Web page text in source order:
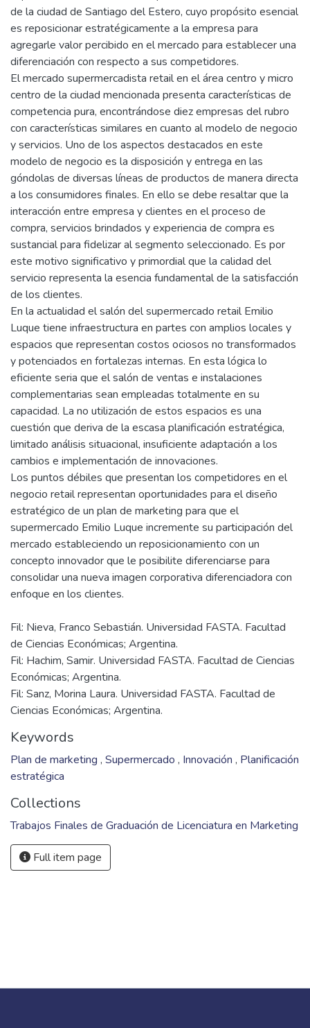
de la ciudad de Santiago del Estero, cuyo propósito esencial
es reposicionar estratégicamente a la empresa para
agregarle valor percibido en el mercado para establecer una
diferenciación con respecto a sus competidores.
El mercado supermercadista retail en el área centro y micro
centro de la ciudad mencionada presenta características de
competencia pura, encontrándose diez empresas del rubro
con características similares en cuanto al modelo de negocio
y servicios. Uno de los aspectos destacados en este
modelo de negocio es la disposición y entrega en las
góndolas de diversas líneas de productos de manera directa
a los consumidores finales. En ello se debe resaltar que la
interacción entre empresa y clientes en el proceso de
compra, servicios brindados y experiencia de compra es
sustancial para fidelizar al segmento seleccionado. Es por
este motivo significativo y primordial que la calidad del
servicio representa la esencia fundamental de la satisfacción
de los clientes.
En la actualidad el salón del supermercado retail Emilio
Luque tiene infraestructura en partes con amplios locales y
espacios que representan costos ociosos no transformados
y potenciados en fortalezas internas. En esta lógica lo
eficiente seria que el salón de ventas e instalaciones
complementarias sean empleadas totalmente en su
capacidad. La no utilización de estos espacios es una
cuestión que deriva de la escasa planificación estratégica,
limitado análisis situacional, insuficiente adaptación a los
cambios e implementación de innovaciones.
Los puntos débiles que presentan los competidores en el
negocio retail representan oportunidades para el diseño
estratégico de un plan de marketing para que el
supermercado Emilio Luque incremente su participación del
mercado estableciendo un reposicionamiento con un
concepto innovador que le posibilite diferenciarse para
consolidar una nueva imagen corporativa diferenciadora con
Fil: Nieva, Franco Sebastián. Universidad FASTA. Facultad
de Ciencias Económicas; Argentina.
Fil: Hachim, Samir. Universidad FASTA. Facultad de Ciencias
Económicas; Argentina.
Fil: Sanz, Morina Laura. Universidad FASTA. Facultad de
Ciencias Económicas; Argentina.
Keywords
Plan de marketing , Supermercado , Innovación , Planificación
estratégica
Collections
Trabajos Finales de Graduación de Licenciatura en Marketing
Full item page